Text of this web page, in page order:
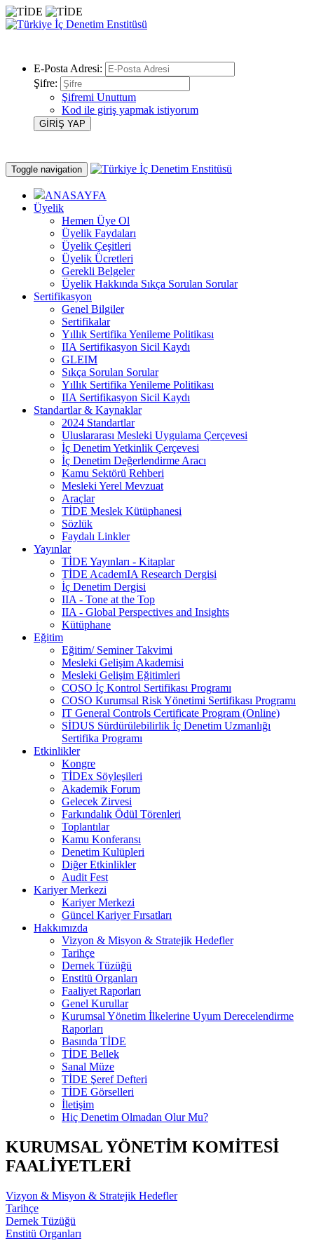
E-Posta Adresi:
Şifre:
Şifremi Unuttum
Kod ile giriş yapmak istiyorum
Toggle navigation
ANASAYFA
Üyelik
Hemen Üye Ol
Üyelik Faydaları
Üyelik Çeşitleri
Üyelik Ücretleri
Gerekli Belgeler
Üyelik Hakkında Sıkça Sorulan Sorular
Sertifikasyon
Genel Bilgiler
Sertifikalar
Yıllık Sertifika Yenileme Politikası
IIA Sertifikasyon Sicil Kaydı
GLEIM
Sıkça Sorulan Sorular
Yıllık Sertifika Yenileme Politikası
IIA Sertifikasyon Sicil Kaydı
Standartlar & Kaynaklar
2024 Standartlar
Uluslararası Mesleki Uygulama Çerçevesi
İç Denetim Yetkinlik Çerçevesi
İç Denetim Değerlendirme Aracı
Kamu Sektörü Rehberi
Mesleki Yerel Mevzuat
Araçlar
TİDE Meslek Kütüphanesi
Sözlük
Faydalı Linkler
Yayınlar
TİDE Yayınları - Kitaplar
TİDE AcademIA Research Dergisi
İç Denetim Dergisi
IIA - Tone at the Top
IIA - Global Perspectives and Insights
Kütüphane
Eğitim
Eğitim/ Seminer Takvimi
Mesleki Gelişim Akademisi
Mesleki Gelişim Eğitimleri
COSO İç Kontrol Sertifikası Programı
COSO Kurumsal Risk Yönetimi Sertifikası Programı
IT General Controls Certificate Program (Online)
SİDUS Sürdürülebilirlik İç Denetim Uzmanlığı
Sertifika Programı
Etkinlikler
Kongre
TİDEx Söyleşileri
Akademik Forum
Gelecek Zirvesi
Farkındalık Ödül Törenleri
Toplantılar
Kamu Konferansı
Denetim Kulüpleri
Diğer Etkinlikler
Audit Fest
Kariyer Merkezi
Kariyer Merkezi
Güncel Kariyer Fırsatları
Hakkımızda
Vizyon & Misyon & Stratejik Hedefler
Tarihçe
Dernek Tüzüğü
Enstitü Organları
Faaliyet Raporları
Genel Kurullar
Kurumsal Yönetim İlkelerine Uyum Derecelendirme
Raporları
Basında TİDE
TİDE Bellek
Sanal Müze
TİDE Şeref Defteri
TİDE Görselleri
İletişim
Hiç Denetim Olmadan Olur Mu?
KURUMSAL YÖNETİM KOMİTESİ
FAALİYETLERİ
Vizyon & Misyon & Stratejik Hedefler
Tarihçe
Dernek Tüzüğü
Enstitü Organları